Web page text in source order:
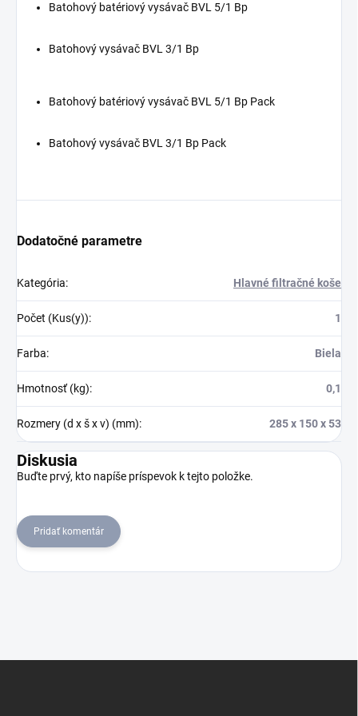
Batohový batériový vysávač BVL 5/1 Bp
Batohový vysávač BVL 3/1 Bp
Batohový batériový vysávač BVL 5/1 Bp Pack
Batohový vysávač BVL 3/1 Bp Pack
Dodatočné parametre
Kategória: Hlavné filtračné koše
Počet (Kus(y)): 1
Farba: Biela
Hmotnosť (kg): 0,1
Rozmery (d x š x v) (mm): 285 x 150 x 53
Diskusia
Buďte prvý, kto napíše príspevok k tejto položke.
Pridať komentár